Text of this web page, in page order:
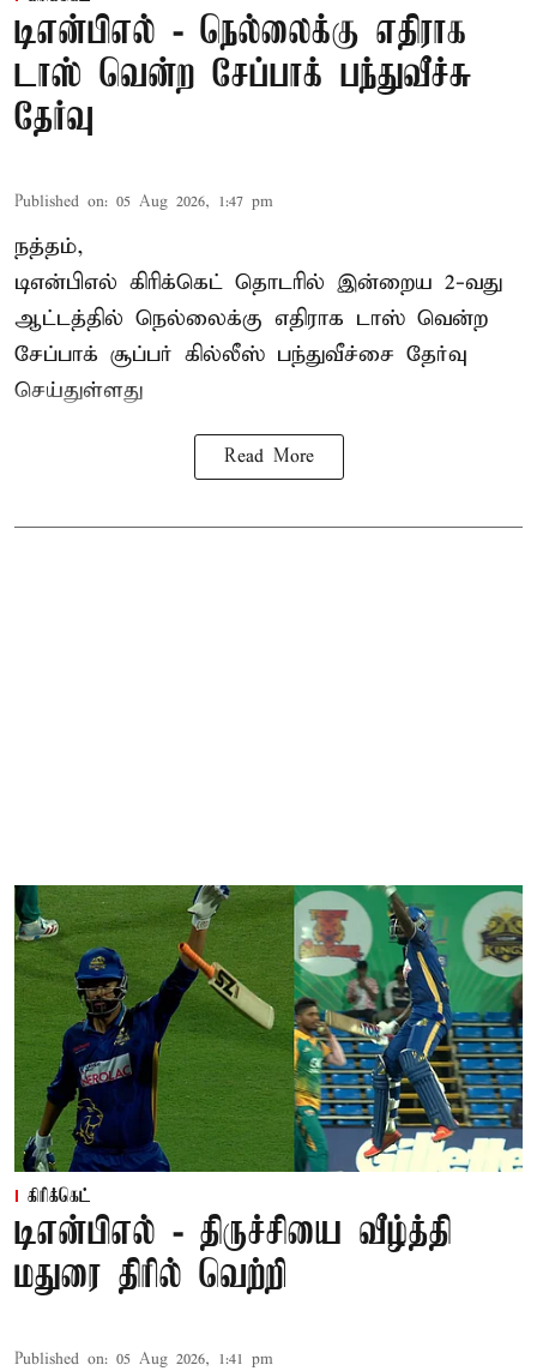
டிஎன்பிஎல் - நெல்லைக்கு எதிராக
டாஸ் வென்ற சேப்பாக் பந்துவீச்சு
தேர்வு
Published on: 05 Aug 2026, 1:47 pm
நத்தம்,
டிஎன்பிஎல் கிரிக்கெட் தொடரில் இன்றைய 2-வது
ஆட்டத்தில் நெல்லைக்கு எதிராக டாஸ் வென்ற
சேப்பாக் சூப்பர் கில்லீஸ் பந்துவீச்சை தேர்வு
செய்துள்ளது
Read More
கிரிக்கெட்
டிஎன்பிஎல் - திருச்சியை வீழ்த்தி
மதுரை திரில் வெற்றி
Published on: 05 Aug 2026, 1:41 pm